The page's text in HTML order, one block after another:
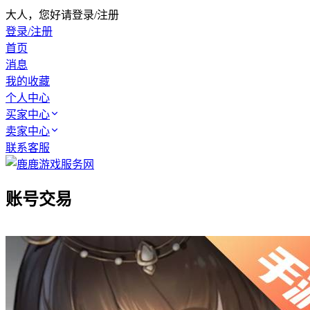
大人，您好请登录/注册
登录/注册
首页
消息
我的收藏
个人中心
买家中心
卖家中心
联系客服
账号交易